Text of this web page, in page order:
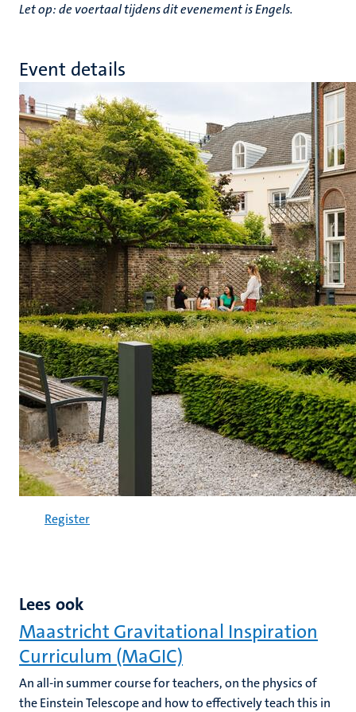
Let op: de voertaal tijdens dit evenement is Engels.
Event details
Register
Lees ook
Maastricht Gravitational Inspiration
Curriculum (MaGIC)
An all-in summer course for teachers, on the physics of
the Einstein Telescope and how to effectively teach this in